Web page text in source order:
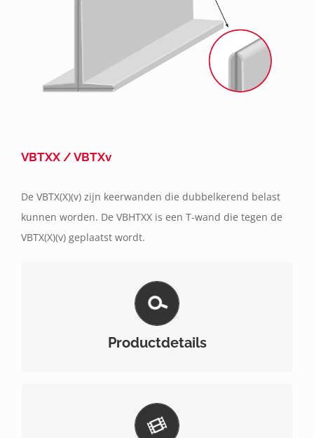
VBTXX / VBTXv
De VBTX(X)(v) zijn keerwanden die dubbelkerend belast
kunnen worden. De VBHTXX is een T-wand die tegen de
VBTX(X)(v) geplaatst wordt.
Productdetails
Bekijk hier de productspecificaties van alle types
en afmetingen van dit product.
Bekijk hier enkele projecten waar dit product